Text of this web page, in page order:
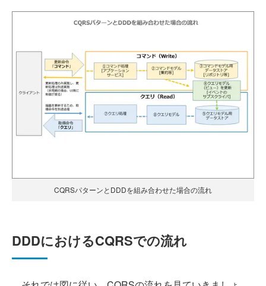
CQRSパターンとDDDを組み合わせた場合の流れ
DDDにおけるCQRSでの流れ